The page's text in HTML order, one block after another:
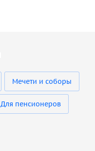
Мечети и соборы
Для пенсионеров